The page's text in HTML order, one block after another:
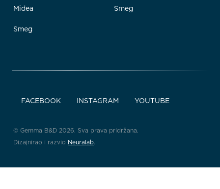
Midea
Smeg
Smeg
FACEBOOK INSTAGRAM YOUTUBE
© Gemma B&D 2026. Sva prava pridržana.
Dizajnirao i razvio Neuralab.